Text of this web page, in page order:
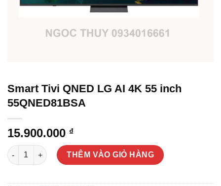
Smart Tivi QNED LG AI 4K 55 inch
55QNED81BSA
15.900.000 ₫
Smart Tivi QNED LG AI 4K 55 inch 55QNED81BSA số lượng
THÊM VÀO GIỎ HÀNG